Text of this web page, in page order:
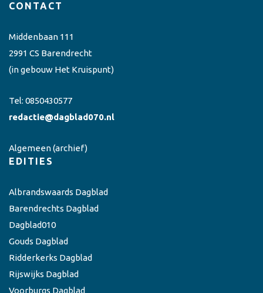
CONTACT
Middenbaan 111
2991 CS Barendrecht
(in gebouw Het Kruispunt)
Tel: 0850430577
redactie@dagblad070.nl
Algemeen(archief)
EDITIES
Albrandswaards Dagblad
Barendrechts Dagblad
Dagblad010
Gouds Dagblad
Ridderkerks Dagblad
Rijswijks Dagblad
Voorburgs Dagblad